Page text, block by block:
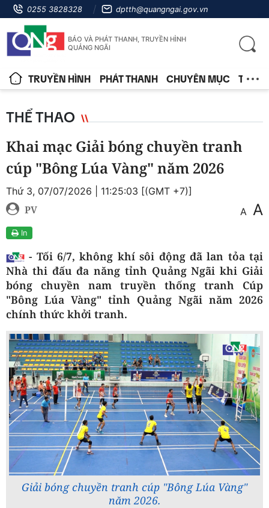
0255 3828328 dptth@quangngai.gov.vn
BÁO VÀ PHÁT THANH, TRUYỀN HÌNH
QUẢNG NGÃI
TRUYỀN HÌNH PHÁT THANH CHUYÊN MỤC TIN
THỂ THAO
Khai mạc Giải bóng chuyền tranh
cúp "Bông Lúa Vàng" năm 2026
Thứ 3, 07/07/2026 | 11:25:03 [(GMT +7)]
PV A A
In
- Tối 6/7, không khí sôi động đã lan tỏa tại
Nhà thi đấu đa năng tỉnh Quảng Ngãi khi Giải
bóng chuyền nam truyền thống tranh Cúp
"Bông Lúa Vàng" tỉnh Quảng Ngãi năm 2026
chính thức khởi tranh.
Giải bóng chuyền tranh cúp "Bông Lúa Vàng"
năm 2026.